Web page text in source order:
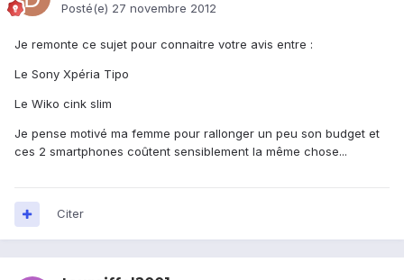
Posté(e) 27 novembre 2012
Je remonte ce sujet pour connaitre votre avis entre :
Le Sony Xpéria Tipo
Le Wiko cink slim
Je pense motivé ma femme pour rallonger un peu son budget et
ces 2 smartphones coûtent sensiblement la même chose...
Citer